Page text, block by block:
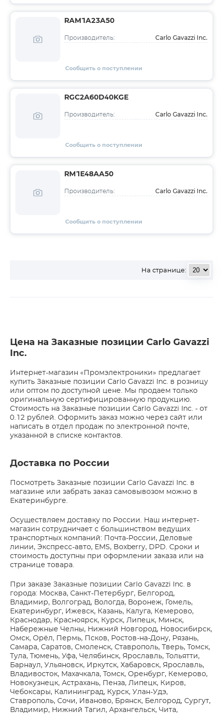
RAM1A23A50
Производитель: Carlo Gavazzi Inc.
Сообщить о поступлении
RGC2A60D40KGE
Производитель: Carlo Gavazzi Inc.
Сообщить о поступлении
RM1E48AA50
Производитель: Carlo Gavazzi Inc.
Сообщить о поступлении
На странице:
Цена на Заказные позиции Carlo Gavazzi
Inc.
Интернет-магазин «Промэлектроники» предлагает
купить Заказные позиции Carlo Gavazzi Inc. в розницу
или оптом по доступной цене. Мы продаем только
оригинальную сертифицированную продукцию.
Стоимость на Заказные позиции Carlo Gavazzi Inc. - от
0.12 рублей. Оформить заказ можно через сайт или
написать в отдел продаж по электронной почте,
указанной в списке контактов.
Доставка по России
Посмотреть Заказные позиции Carlo Gavazzi Inc. в
магазине или забрать заказ самовывозом можно в
Екатеринбурге.
Осуществляем доставку по России. Наш интернет-
магазин сотрудничает с большинством ведущих
транспортных компаний: Почта-России, Деловые
линии, Экспресс-авто, EMS, Boxberry, DPD. Сроки и
стоимость доступны при оформлении заказа или на
странице товара.
При заказе Заказные позиции Carlo Gavazzi Inc. в
города: Москва, Санкт-Петербург, Белгород,
Владимир, Волгоград, Вологда, Воронеж, Гомель,
Екатеринбург, Ижевск, Казань, Калуга, Кемерово,
Краснодар, Красноярск, Курск, Липецк, Минск,
Набережные Челны, Нижний Новгород, Новосибирск,
Омск, Орёл, Пермь, Псков, Ростов-на-Дону, Рязань,
Самара, Саратов, Смоленск, Ставрополь, Тверь, Томск,
Тула, Тюмень, Уфа, Челябинск, Ярославль, Тольятти,
Барнаул, Ульяновск, Иркутск, Хабаровск, Ярославль,
Владивосток, Махачкала, Томск, Оренбург, Кемерово,
Новокузнецк, Астрахань, Пенза, Липецк, Киров,
Чебоксары, Калининград, Курск, Улан-Удэ,
Ставрополь, Сочи, Иваново, Брянск, Белгород, Сургут,
Владимир, Нижний Тагил, Архангельск, Чита,